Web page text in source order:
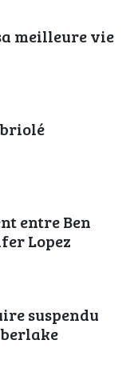
meilleure vie
entre Ben
Lopez
suspendu